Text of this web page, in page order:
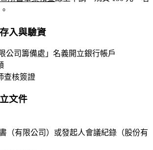
入與驗資
公司籌備處」名義開立銀行帳戶
查核簽證
文件
（有限公司）或發起人會議紀錄（股份有